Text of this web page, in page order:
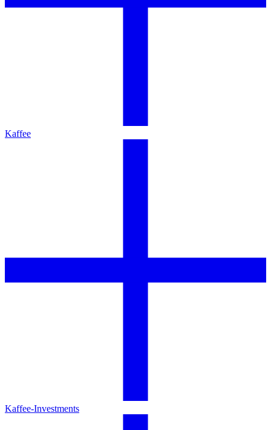
Kaffee
Kaffee-Investments